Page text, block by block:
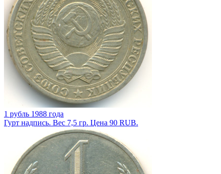
1 рубль 1988 года
Гурт надпись. Вес 7,5 гр. Цена 90 RUB.